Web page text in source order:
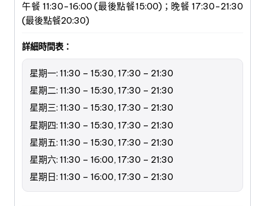
午餐 11:30-16:00 (最後點餐15:00)；晚餐 17:30-21:30
(最後點餐20:30)
詳細時間表：
星期一: 11:30 – 15:30, 17:30 – 21:30
星期二: 11:30 – 15:30, 17:30 – 21:30
星期三: 11:30 – 15:30, 17:30 – 21:30
星期四: 11:30 – 15:30, 17:30 – 21:30
星期五: 11:30 – 15:30, 17:30 – 21:30
星期六: 11:30 – 16:00, 17:30 – 21:30
星期日: 11:30 – 16:00, 17:30 – 21:30